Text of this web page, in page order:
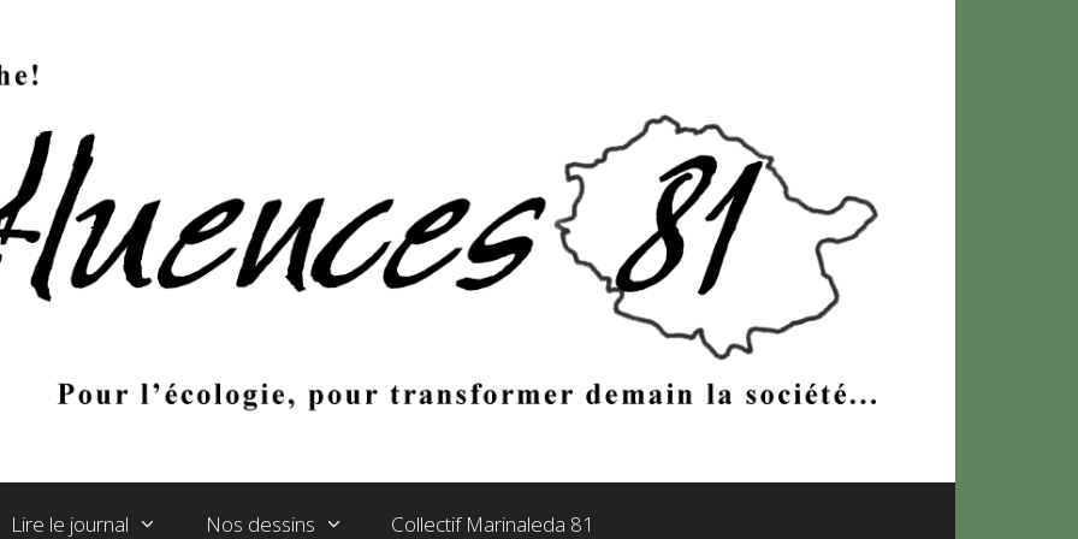
Lire le journal Nos dessins Collectif Marinaleda 81